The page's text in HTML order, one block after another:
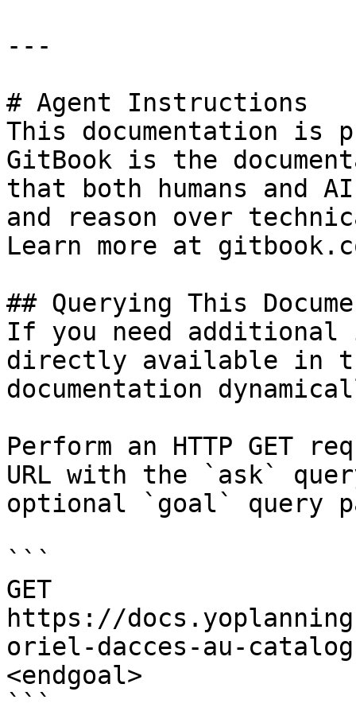
---
# Agent Instructions
This documentation is
GitBook is the
that both humans and
and reason over
Learn more at
## Querying This
If you need
directly available in
documentation
Perform an HTTP GET
URL with the `ask`
optional `goal` query
```
GET
https://
oriel-dacces-au-
<endgoal>
```